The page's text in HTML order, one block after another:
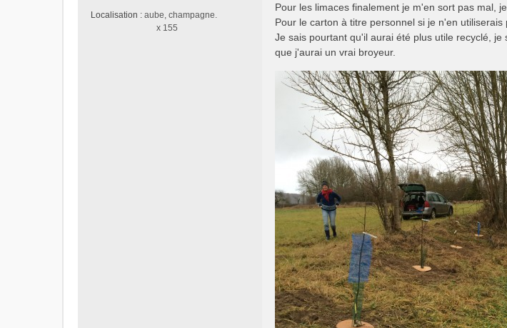
Localisation : aube, champagne.
x 155
g
e
n
u
Pour les limaces finalement je m'en sort pas mal,
Pour le carton à titre personnel si je n'en
Je sais pourtant qu'il aurai été plus utile recyclé,
que j'aurai un vrai broyeur.